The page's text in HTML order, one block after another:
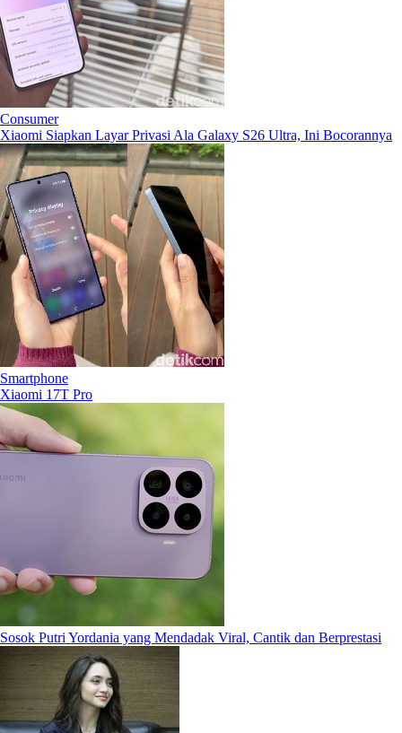
Consumer
Xiaomi Siapkan Layar Privasi Ala Galaxy S26 Ultra, Ini Bocorannya
Smartphone
Xiaomi 17T Pro
Sosok Putri Yordania yang Mendadak Viral, Cantik dan Berprestasi